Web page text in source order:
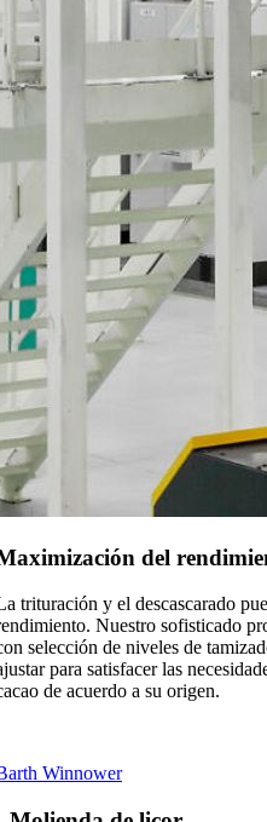
del
trituración y el descascarado
Nuestro sofisticado
selección de niveles de
para satisfacer las
de acuerdo a su origen.
Winnower